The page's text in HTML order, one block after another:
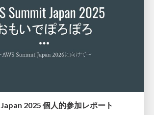
2025 個人的参加レポート